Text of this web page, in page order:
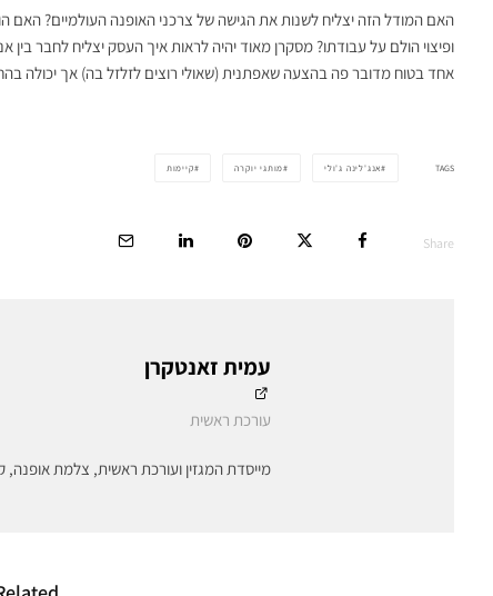
האם המודל הזה יצליח לשנות את הגישה של צרכני האופנה העולמיים? האם
ופיצוי הולם על עבודתו? מסקרן מאוד יהיה לראות איך העסק יצליח לחבר
אחד בטוח מדובר פה בהצעה שאפתנית (שאולי רוצים לזלזל בה) אך יכולה
TAGS אנג'לינה ג'ולי מותגי יוקרה קיימות
Share
עמית זאנטקרן
עורכת ראשית
מייסדת המגזין ועורכת ראשית, צלמת אופנה,